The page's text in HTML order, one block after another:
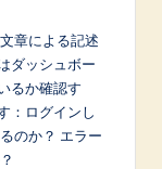
章による記述
ダッシュボー
るか確認す
：ログインし
のか？ エラー